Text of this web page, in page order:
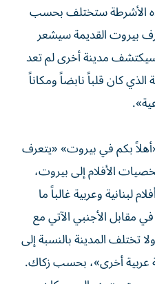
الأشرطة ستختلف بحسب
بيروت القديمة سيشعر
مدينة أخرى لم تعد
كان قلباً نابضاً ومكاناً
بكم في بيروت» «يتعرف
الأفلام إلى بيروت،
لبنانية وعربية غالباً ما
في مقابل الأجنبي الآتي مع
المدينة بالنسبة إلى
عربية أخرى»، بحسب زكاك.